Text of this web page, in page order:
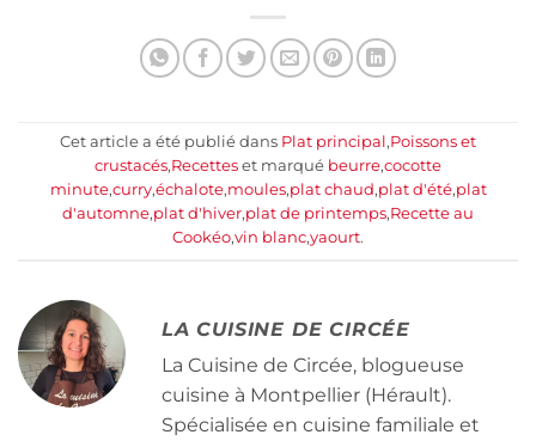
Cet article a été publié dans Plat principal,Poissons et
crustacés,Recettes et marqué beurre,cocotte
minute,curry,échalote,moules,plat chaud,plat d'été,plat
d'automne,plat d'hiver,plat de printemps,Recette au
Cookéo,vin blanc,yaourt.
LA CUISINE DE CIRCÉE
La Cuisine de Circée, blogueuse
cuisine à Montpellier (Hérault).
Spécialisée en cuisine familiale et